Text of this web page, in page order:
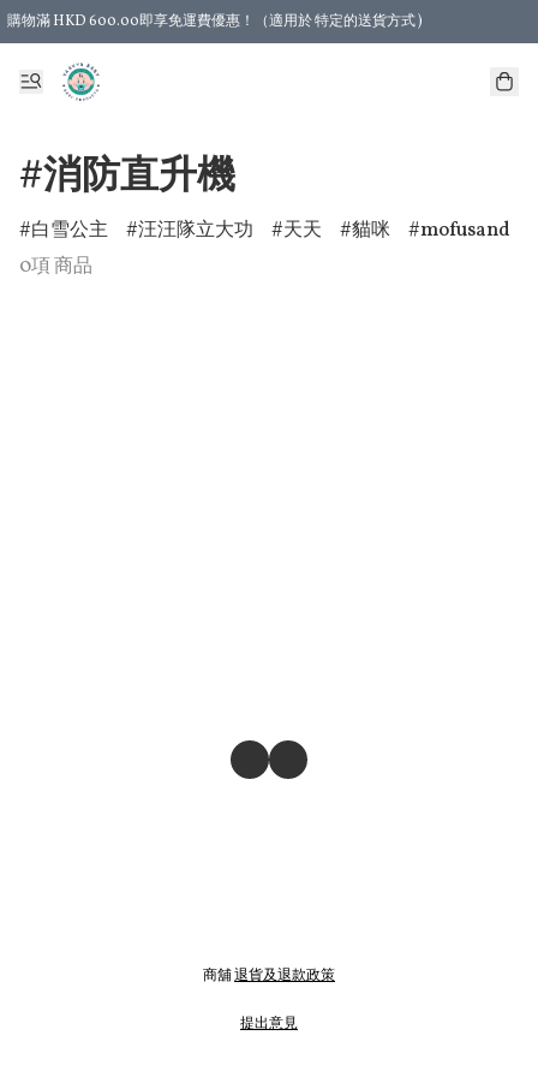
購物滿 HKD 600.00即享免運費優惠！（適用於 特定的送貨方式 )
#消防直升機
白雪公主 汪汪隊立大功 天天 貓咪
mofusand
0項 商品
商舖退貨及退款政策
提出意見